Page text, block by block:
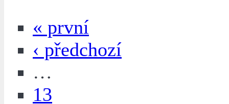
« první
‹ předchozí
…
13